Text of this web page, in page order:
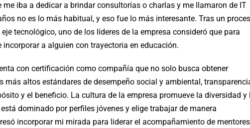
me iba a dedicar a brindar consultorías o charlas y me llamaron de IT
no es lo más habitual, y eso fue lo más interesante. Tras un
tecnológico, uno de los líderes de la empresa consideró que para
a alguien con trayectoria en educación.
con certificación como compañía que no solo busca obtener
altos estándares de desempeño social y ambiental,
y el beneficio. La cultura de la empresa promueve la diversidad y
dominado por perfiles jóvenes y elige trabajar de manera
incorporar mi mirada para liderar el acompañamiento de mentores